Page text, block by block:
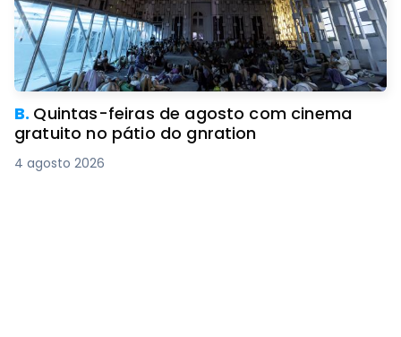
B. Quintas-feiras de agosto com cinema
gratuito no pátio do gnration
4 agosto 2026